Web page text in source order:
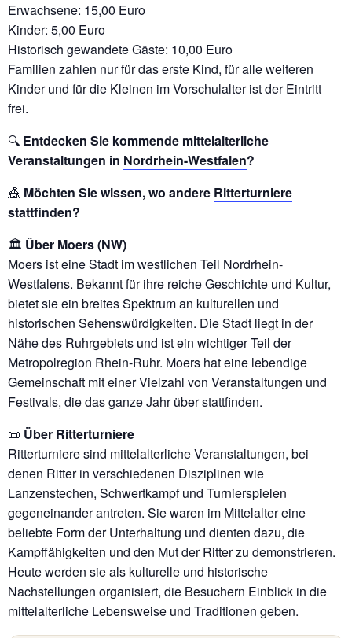
Erwachsene: 15,00 Euro
Kinder: 5,00 Euro
Historisch gewandete Gäste: 10,00 Euro
Familien zahlen nur für das erste Kind, für alle weiteren
Kinder und für die Kleinen im Vorschulalter ist der Eintritt
frei.
🔍 Entdecken Sie kommende mittelalterliche
Veranstaltungen in Nordrhein-Westfalen?
🎪 Möchten Sie wissen, wo andere Ritterturniere
stattfinden?
🏛️ Über Moers (NW)
Moers ist eine Stadt im westlichen Teil Nordrhein-
Westfalens. Bekannt für ihre reiche Geschichte und Kultur,
bietet sie ein breites Spektrum an kulturellen und
historischen Sehenswürdigkeiten. Die Stadt liegt in der
Nähe des Ruhrgebiets und ist ein wichtiger Teil der
Metropolregion Rhein-Ruhr. Moers hat eine lebendige
Gemeinschaft mit einer Vielzahl von Veranstaltungen und
Festivals, die das ganze Jahr über stattfinden.
📜 Über Ritterturniere
Ritterturniere sind mittelalterliche Veranstaltungen, bei
denen Ritter in verschiedenen Disziplinen wie
Lanzenstechen, Schwertkampf und Turnierspielen
gegeneinander antreten. Sie waren im Mittelalter eine
beliebte Form der Unterhaltung und dienten dazu, die
Kampffähigkeiten und den Mut der Ritter zu demonstrieren.
Heute werden sie als kulturelle und historische
Nachstellungen organisiert, die Besuchern Einblick in die
mittelalterliche Lebensweise und Traditionen geben.